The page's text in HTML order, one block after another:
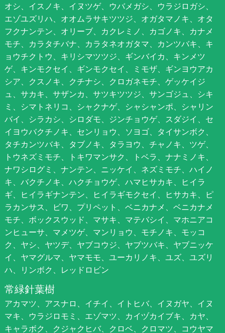
オシ、イスノキ、イヌツゲ、ウバメガシ、ウラジロガシ、
エゾユズリハ、オオムラサキツツジ、オガタマノキ、オタ
フクナンテン、オリーブ、カクレミノ、カゴノキ、カナメ
モチ、カラタチバナ、カラタネオガタマ、カンツバキ、キ
ョウチクトウ、キリシマツツジ、ギンバイカ、キンメツ
ゲ、キンモクセイ、ギンモクセイ、ミモザ、ギンヨウアカ
シア、クスノキ、クチナシ、クロガネモチ、ゲッケイジ
ュ、サカキ、サザンカ、サツキツツジ、サンゴジュ、シキ
ミ、シマトネリコ、シャクナゲ、シャシャンポ、シャリン
バイ、シラカシ、シロダモ、ジンチョウゲ、スダジイ、セ
イヨウバクチノキ、センリョウ、ソヨゴ、タイサンボク、
タチカンツバキ、タブノキ、タラヨウ、チャノキ、ツゲ、
トウネズミモチ、トキワマンサク、トベラ、ナナミノキ、
ナワシログミ、ナンテン、ニッケイ、ネズミモチ、ハイノ
キ、バクチノキ、ハクチョウゲ、ハマヒサカキ、ヒイラ
ギ、ヒイラギナンテン、ヒイラギモクセイ、ヒサカキ、ピ
ラカンサス、ビワ、プリペット、ベニカナメ、ベニカナメ
モチ、ボックスウッド、マサキ、マテバシイ、マホニアコ
ンヒューサ、マメツゲ、マンリョウ、モチノキ、モッコ
ク、ヤシ、ヤツデ、ヤブコウジ、ヤブツバキ、ヤブニッケ
イ、ヤマグルマ、ヤマモモ、ユーカリノキ、ユズ、ユズリ
ハ、リンボク、レッドロビン
常緑針葉樹
アカマツ、アスナロ、イチイ、イトヒバ、イヌガヤ、イヌ
マキ、ウラジロモミ、エゾマツ、カイヅカイブキ、カヤ、
キャラボク、クジャクヒバ、クロベ、クロマツ、コウヤマ